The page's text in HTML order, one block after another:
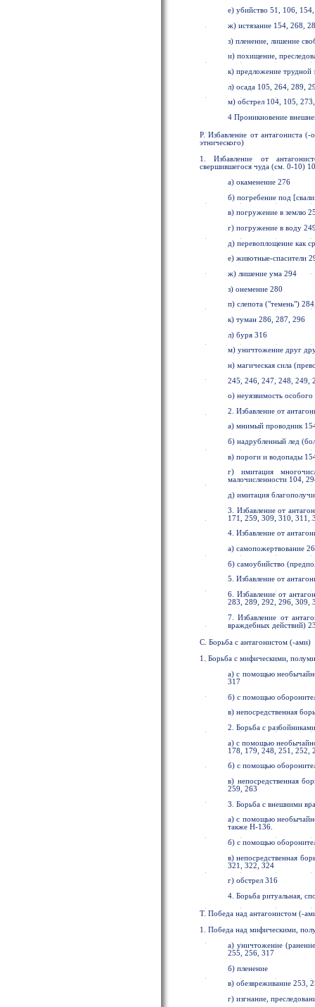
е) убийство 51, 106,
ж) истязание 154, 268,
з) пленение, лишение
и) похищение,
к) предложение трудной
л) осада 105, 264, 289,
м) обстрел 104, 105,
4 Проникновение
Р. Избавление от антагониста
этнического)
1. Избавление от
свершившегося чуда (см. 0-10)
а) окаменение 276
б) погребение под
в) погружение в землю
г) погружение в воду
д) перевоплощение как
е) животные-спасители
ж) лишение ума 294
з) онемение 280
п) слепота ("темень")
к) туман 286, 287, 296
л) буря 316
м) уничтожение друг
н) магическая сила
245, 246, 247, 248, 249,
о) неуязвимость
2. Избавление от
а) мнимый проводник
б) надрубленный лед
в) пороги и водопады
г) имитация
малочисленности 104,
д) имитация
3. Избавление от
171, 259, 309, 310, 311,
4. Избавление от
а) самопожертвование
б) самоубийство
5. Избавление от
6. Избавление от
283, 289, 292, 296, 309,
7. Избавление от
враждебных действий)
С. Борьба с антагонистом (-ами)
1. Борьба с мифическими,
а) с помощью
317
б) с помощью
в) непосредственная
2. Борьба с
а) с помощью
178, 179, 248, 251, 252,
б) с помощью
в) непосредственная
259, 263
3. Борьба с внешними
а) с помощью
также Н-136.
б) с помощью
в) непосредственная
321, 322, 324
г) обстрел 316
4. Борьба ритуальная,
Т. Победа над антагонистом (-
1. Победа над мифическими,
а) уничтожение
255, 256, 317
б) пленение
в) обезвреживание 253,
г) изгнание,